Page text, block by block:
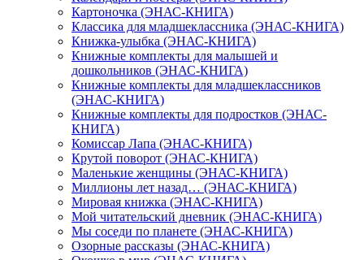
Картоночка (ЭНАС-КНИГА)
Классика для младшеклассника (ЭНАС-КНИГА)
Книжка-улыбка (ЭНАС-КНИГА)
Книжные комплекты для малышей и
дошкольников (ЭНАС-КНИГА)
Книжные комплекты для младшеклассников
(ЭНАС-КНИГА)
Книжные комплекты для подростков (ЭНАС-
КНИГА)
Комиссар Лапа (ЭНАС-КНИГА)
Крутой поворот (ЭНАС-КНИГА)
Маленькие женщины (ЭНАС-КНИГА)
Миллионы лет назад… (ЭНАС-КНИГА)
Мировая книжка (ЭНАС-КНИГА)
Мой читательский дневник (ЭНАС-КНИГА)
Мы соседи по планете (ЭНАС-КНИГА)
Озорные рассказы (ЭНАС-КНИГА)